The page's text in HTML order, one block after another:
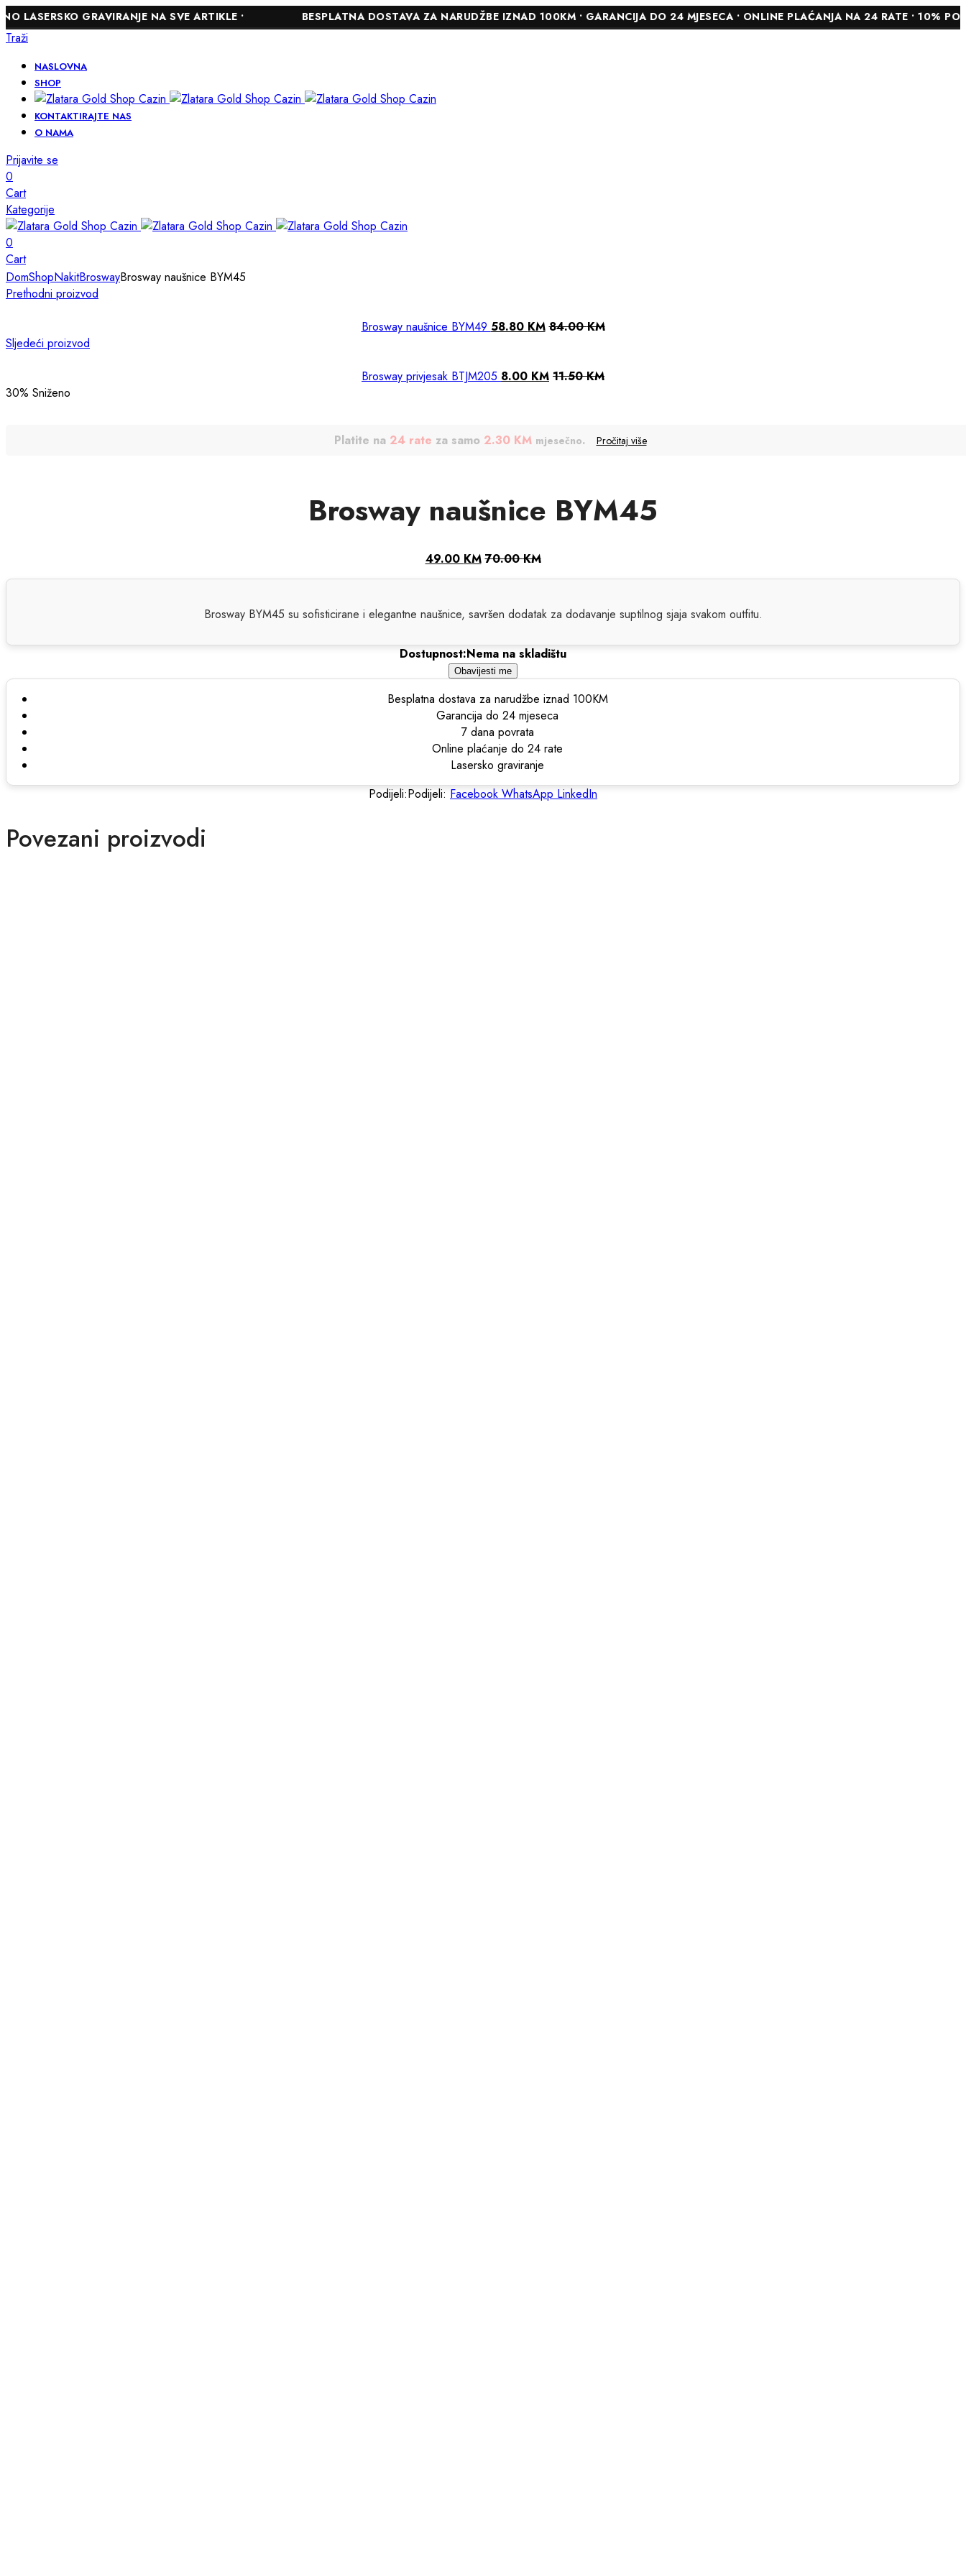
GRAVIRANJE NA SVE ARTIKLE • BESPLATNA DOSTAVA ZA NARUDŽBE IZNAD 100KM • GARANCIJA DO 24 MJESECA • ONLINE PLAĆANJA NA 24 RATE • 10% POPUSTA
Traži
NASLOVNA
SHOP
KONTAKTIRAJTE NAS
O NAMA
Prijavite se
0
Cart
Kategorije
0
Cart
DomShopNakitBroswayBrosway naušnice BYM45
Prethodni proizvod
Brosway naušnice BYM49 58.80 KM 84.00KM
Sljedeći proizvod
Brosway privjesak BTJM205 8.00 KM 11.50KM
30% Sniženo
Platite na 24 rate za samo 2.30 KM mjesečno. Pročitaj više
Brosway naušnice BYM45
49.00 KM 70.00KM
Brosway BYM45 su sofisticirane i elegantne naušnice, savršen dodatak za dodavanje suptilnog sjaja svakom outfitu.
Dostupnost:Nema na skladištu
Obavijesti me
Besplatna dostava za narudžbe iznad 100KM
Garancija do 24 mjeseca
7 dana povrata
Online plaćanje do 24 rate
Lasersko graviranje
Podijeli:Podijeli: Facebook WhatsApp LinkedIn
Povezani proizvodi